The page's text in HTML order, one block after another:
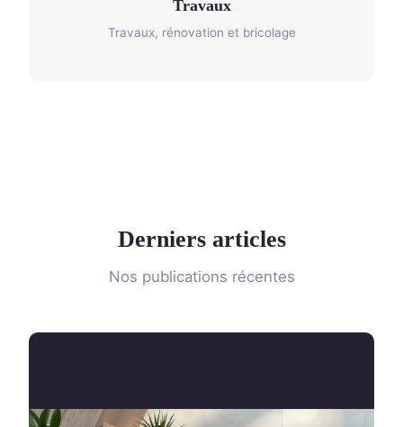
Travaux
Travaux, rénovation et bricolage
Derniers articles
Nos publications récentes